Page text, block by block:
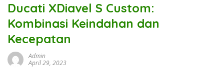
Ducati XDiavel S Custom:
Kombinasi Keindahan dan
Kecepatan
Admin
April 29, 2023